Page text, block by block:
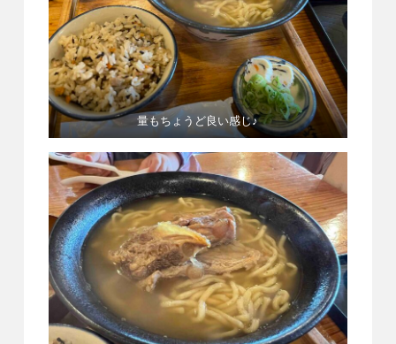
量もちょうど良い感じ♪